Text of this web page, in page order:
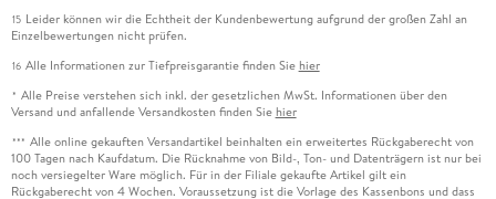
15 Leider können wir die Echtheit der Kundenbewertung aufgrund der großen Zahl an
Einzelbewertungen nicht prüfen.
16 Alle Informationen zur Tiefpreisgarantie finden Sie hier
* Alle Preise verstehen sich inkl. der gesetzlichen MwSt. Informationen über den
Versand und anfallende Versandkosten finden Sie hier
*** Alle online gekauften Versandartikel beinhalten ein erweitertes Rückgaberecht von
100 Tagen nach Kaufdatum. Die Rücknahme von Bild-, Ton- und Datenträgern ist nur bei
noch versiegelter Ware möglich. Für in der Filiale gekaufte Artikel gilt ein
Rückgaberecht von 4 Wochen. Voraussetzung ist die Vorlage des Kassenbons und dass